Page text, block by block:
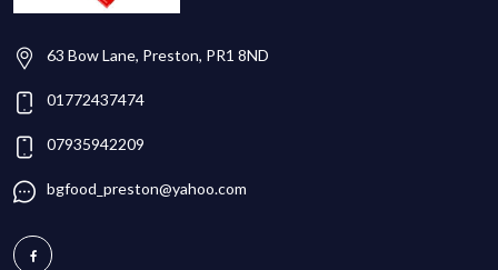
63 Bow Lane, Preston, PR1 8ND
01772437474
07935942209
bgfood_preston@yahoo.com